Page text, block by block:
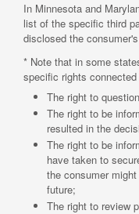
In Minnesota and
list of the specific third
disclosed the
* Note that in some
specific rights
The right to
The right to be
resulted in the
The right to be
have taken to
the consumer
future;
The right to review